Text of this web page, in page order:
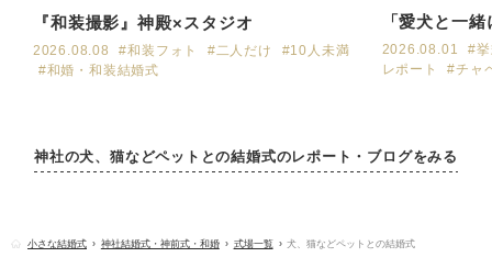
神社の犬、猫などペットとの結婚式のレポート・ブログをみる
『和装撮影』神殿×スタジオ
2026.08.08 #和装フォト #二人だけ
#10人未満
#和婚・和装結婚式
「愛犬と一
2026.08.01
#
レポート
#チャ
小さな結婚式 神社結婚式・神前式・和婚 式場一覧 犬、猫などペットとの結婚式